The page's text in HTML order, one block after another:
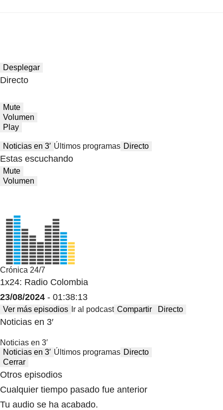
Desplegar
Directo
Mute
Volumen
Play
Noticias en 3′ Últimos programas Directo
Estas escuchando
Mute
Volumen
Crónica 24/7
1x24: Radio Colombia
23/08/2024 - 01:38:13
Ver más episodios Ir al podcast Compartir Directo
Noticias en 3′
Noticias en 3′
Noticias en 3′ Últimos programas Directo
Cerrar
Otros episodios
Cualquier tiempo pasado fue anterior
Tu audio se ha acabado.